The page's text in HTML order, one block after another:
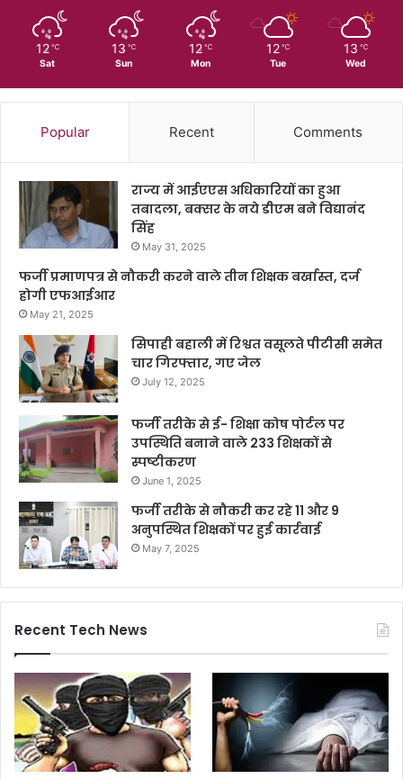
12 ℃
Sat
13 ℃
Sun
12 ℃
Mon
12 ℃
Tue
13 ℃
Wed
Popular Recent Comments
राज्य में आईएएस अधिकारियों का हुआ
तबादला, बक्सर के नये डीएम बने विद्यानंद
सिंह
May 31, 2025
फर्जी प्रमाणपत्र से नौकरी करने वाले तीन शिक्षक बर्खास्त, दर्ज
होगी एफआईआर
May 21, 2025
सिपाही बहाली में रिश्वत वसूलते पीटीसी समेत
चार गिरफ्तार, गए जेल
July 12, 2025
फर्जी तरीके से ई- शिक्षा कोष पोर्टल पर
उपस्थिति बनाने वाले 233 शिक्षकों से
स्पष्टीकरण
June 1, 2025
फर्जी तरीके से नौकरी कर रहे 11 और 9
अनुपस्थित शिक्षकों पर हुई कार्रवाई
May 7, 2025
Recent Tech News